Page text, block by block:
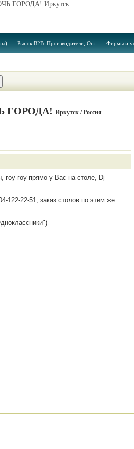
ГОРОДА! Иркутск
Рынок B2B: Производители, Опт Фирмы и
ГОРОДА! Иркутск / Россия
гоу-гоу прямо у Вас на столе, Dj
122-22-51, заказ столов по этим же